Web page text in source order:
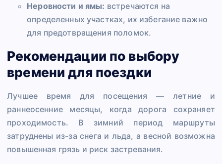
Неровности и ямы: встречаются на
определенных участках, их избегание важно
для предотвращения поломок.
Рекомендации по выбору
времени для поездки
Лучшее время для посещения — летние и
раннеосенние месяцы, когда дорога сохраняет
проходимость. В зимний период маршруты
затруднены из-за снега и льда, а весной возможна
повышенная грязь и риск застревания.